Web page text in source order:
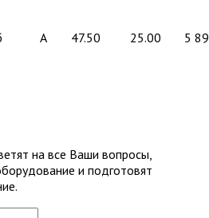
A 47.50 25.00 5
на все Ваши вопросы,
и подготовят